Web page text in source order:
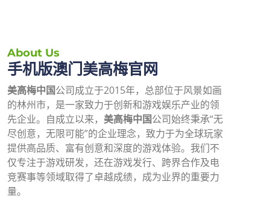
About Us
手机版澳门美高梅官网
美高梅中国公司成立于2015年，总部位于风景如画
的林州市，是一家致力于创新和游戏娱乐产业的领
先企业。自成立以来， 美高梅中国公司始终秉承“无
尽创意，无限可能”的企业理念，致力于为全球玩家
提供高品质、富有创意和深度的游戏体验。我们不
仅专注于游戏研发，还在游戏发行、跨界合作及电
竞赛事等领域取得了卓越成绩，成为业界的重要力
量。